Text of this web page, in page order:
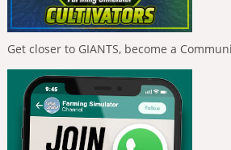
Get closer to GIANTS, become a